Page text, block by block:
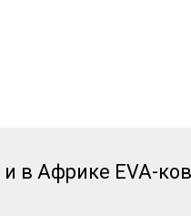
и в Африке EVA-